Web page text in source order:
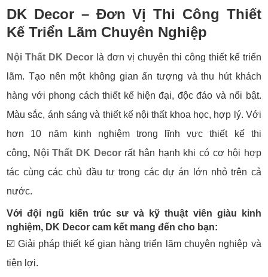
DK Decor – Đơn Vị Thi Công Thiết
Kế Triển Lãm Chuyên Nghiệp
Nội Thất DK Decor là đơn vị chuyên thi công thiết kế triển
lãm. Tạo nên một không gian ấn tượng và thu hút khách
hàng với phong cách thiết kế hiện đại, độc đáo và nổi bật.
Màu sắc, ánh sáng và thiết kế nội thất khoa học, hợp lý. Với
hơn 10 năm kinh nghiệm trong lĩnh vực thiết kế thi
công, Nội Thất DK Decorrất hân hạnh khi có cơ hội hợp
tác cùng các chủ đầu tư trong các dự án lớn nhỏ trên cả
nước.
Với đội ngũ kiến trúc sư và kỹ thuật viên giàu kinh
nghiệm, DK Decor cam kết mang đến cho bạn:
☑️ Giải pháp thiết kế gian hàng triển lãm chuyên nghiệp và
tiện lợi.